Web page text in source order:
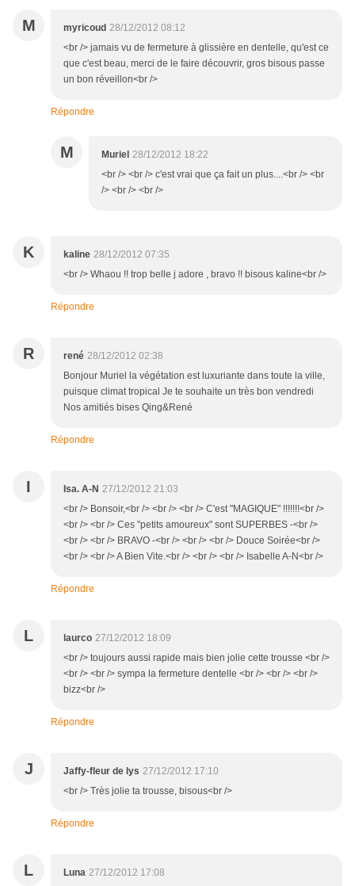
M myricoud 28/12/2012 08:12
<br /> jamais vu de fermeture à glissière en dentelle, qu'est ce
que c'est beau, merci de le faire découvrir, gros bisous passe
un bon réveillon<br />
Répondre
M Muriel 28/12/2012 18:22
<br /> <br /> c'est vrai que ça fait un plus....<br /> <br
/> <br /> <br />
K kaline 28/12/2012 07:35
<br /> Whaou !! trop belle j adore , bravo !! bisous kaline<br />
Répondre
R rené 28/12/2012 02:38
Bonjour Muriel la végétation est luxuriante dans toute la ville,
puisque climat tropical Je te souhaite un très bon vendredi
Nos amitiés bises Qing&René
Répondre
I Isa. A-N 27/12/2012 21:03
<br /> Bonsoir,<br /> <br /> <br /> C'est "MAGIQUE" !!!!!!!<br />
<br /> <br /> Ces "petits amoureux" sont SUPERBES -<br />
<br /> <br /> BRAVO -<br /> <br /> <br /> Douce Soirée<br />
<br /> <br /> A Bien Vite.<br /> <br /> <br /> Isabelle A-N<br />
Répondre
L laurco 27/12/2012 18:09
<br /> toujours aussi rapide mais bien jolie cette trousse <br />
<br /> <br /> sympa la fermeture dentelle <br /> <br /> <br />
bizz<br />
Répondre
J Jaffy-fleur de lys 27/12/2012 17:10
<br /> Très jolie ta trousse, bisous<br />
Répondre
L Luna 27/12/2012 17:08